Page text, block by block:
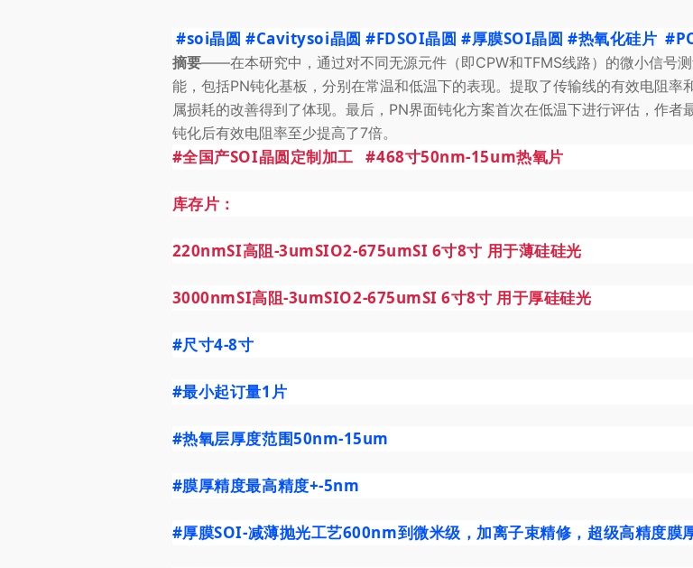
#soi晶圆 #Cavitysoi晶圆 #FDSOI晶圆 #厚膜SOI晶圆 #热氧化硅片
摘要——在本研究中，通过对不同无源元件（即CPW和TFMS线路）的微小信号
能，包括PN钝化基板，分别在常温和低温下的表现。提取了传输线的有效电阻
属损耗的改善得到了体现。最后， PN界面钝化方案首次在低温下进行评估，作者
钝化后有效电阻率至少提高了7倍。
#全国产SOI晶圆定制加工 #468寸50nm-15um热氧片
库存片：
220nmSI高阻-3umSIO2-675umSI 6寸8寸 用于薄硅硅光
3000nmSI高阻-3umSIO2-675umSI 6寸8寸 用于厚硅硅光
#尺寸4-8寸
#最小起订量1片
#热氧层厚度范围50nm-15um
#膜厚精度最高精度+-5nm
#厚膜SOI-减薄抛光工艺600nm到微米级，加离子束精修，超级高精度膜